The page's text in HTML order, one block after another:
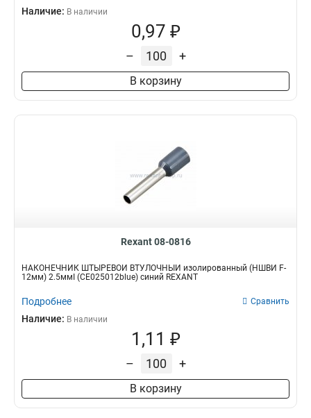
Наличие: В наличии
0,97 ₽
– +
В корзину
Rexant 08-0816
НАКОНЕЧНИК ШТЫРЕВОЙ ВТУЛОЧНЫЙ изолированный (НШВИ F-
12мм) 2.5ммІ (СЕ025012blue) синий REXANT
Подробнее Сравнить
Наличие: В наличии
1,11 ₽
– +
В корзину